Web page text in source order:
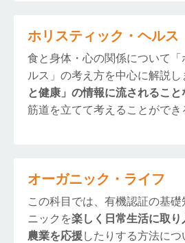
ホリスティック・ヘルス
食と身体・心の関係について
ルス」の考え方を中心に解説し
と健康」の情報に流されるこ
筋道を立てて考えることができ
オーガニック・ライフ
この科目では、有機認証の基
ニックを楽しく日常生活に取り
農業を応援したりする方法に